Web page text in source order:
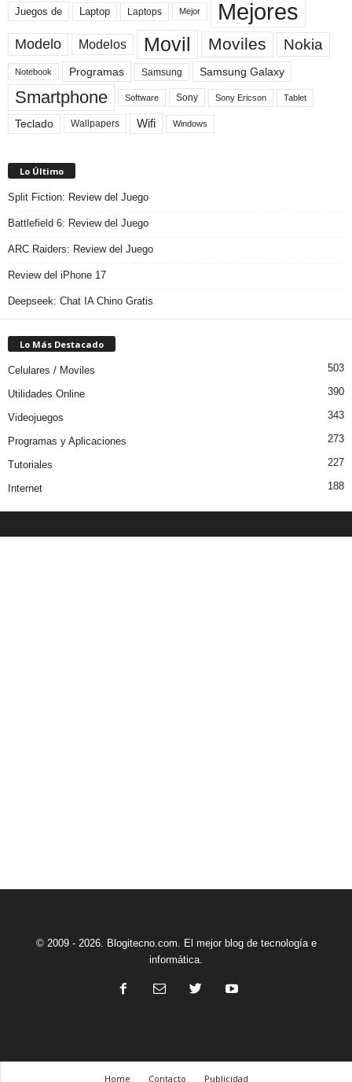
Juegos de Laptop Laptops Mejor Mejores
Modelo Modelos Movil Moviles Nokia
Notebook Programas Samsung Samsung Galaxy
Smartphone Software Sony Sony Ericson Tablet
Teclado Wallpapers Wifi Windows
Lo Último
Split Fiction: Review del Juego
Battlefield 6: Review del Juego
ARC Raiders: Review del Juego
Review del iPhone 17
Deepseek: Chat IA Chino Gratis
Lo Más Destacado
Celulares / Moviles 503
Utilidades Online 390
Videojuegos 343
Programas y Aplicaciones 273
Tutoriales 227
Internet 188
© 2009 - 2026. Blogitecno.com. El mejor blog de tecnología e
informática.
Home Contacto Publicidad